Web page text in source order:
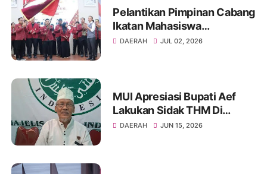
Pelantikan Pimpinan Cabang
Ikatan Mahasiswa
Muhammadiyah Kota
DAERAH JUL 02, 2026
MUI Apresiasi Bupati Aef
Lakukan Sidak THM Di
Karawang.
DAERAH JUN 15, 2026